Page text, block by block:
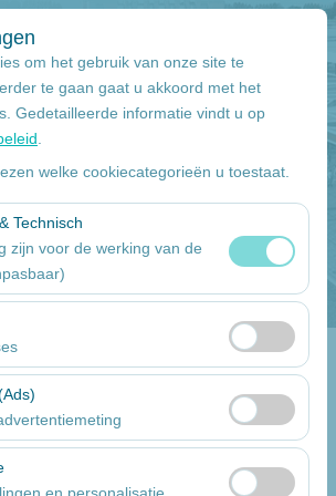
om het gebruik van onze site te
te gaan gaat u akkoord met het
Gedetailleerde informatie vindt u op
welke cookiecategorieën u toestaat.
Technisch
zijn voor de werking van de
voor het correct
site, beveiliging, sessiebeheer en
Ze kunnen niet worden
ons in staat te analyseren hoe onze
(aantal bezoekers, meest
gebruikersgedrag). Deze gegevens
de prestaties van de website te
voortdurend te
ons in staat om gepersonaliseerde
op basis van uw interesses en de
op een ander locatie
Een lijst van de auto's